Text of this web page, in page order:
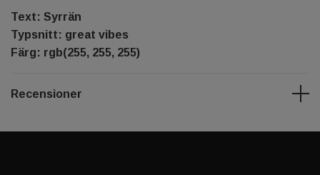
Text: Syrrän
Typsnitt: great vibes
Färg: rgb(255, 255, 255)
Recensioner